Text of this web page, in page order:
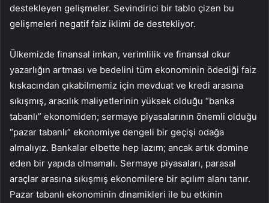
destekleyen gelişmeler. Sevindirici bir tablo çizen bu
gelişmeleri negatif faiz iklimi de destekliyor.
Ülkemizde finansal imkan, verimlilik ve finansal okur
yazarlığın artması ve bedelini tüm ekonominin ödediği faiz
kıskacından çıkabilmemiz için mevduat ve kredi arasına
sıkışmış, aracılık maliyetlerinin yüksek olduğu “banka
tabanlı” ekonomiden; sermaye piyasalarının önemli olduğu
“pazar tabanlı” ekonomiye dengeli bir geçişi odağa
almalıyız. Bankalar elbette hep lazım; ancak artık domine
eden bir yapıda olmamalı. Sermaye piyasaları, parasal
araçlar arasına sıkışmış ekonomilere bir açılım alanı tanır.
Pazar tabanlı ekonominin dinamikleri ile bu etkinin